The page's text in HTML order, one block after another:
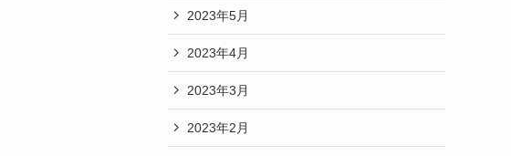
2023年5月
2023年4月
2023年3月
2023年2月